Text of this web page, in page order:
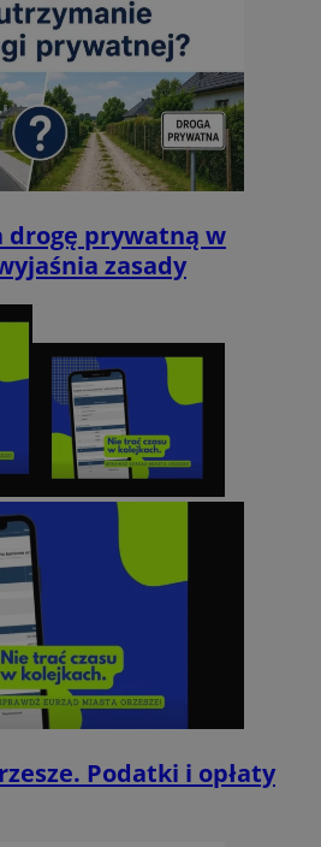
drogę prywatną w
zasady
Podatki i opłaty